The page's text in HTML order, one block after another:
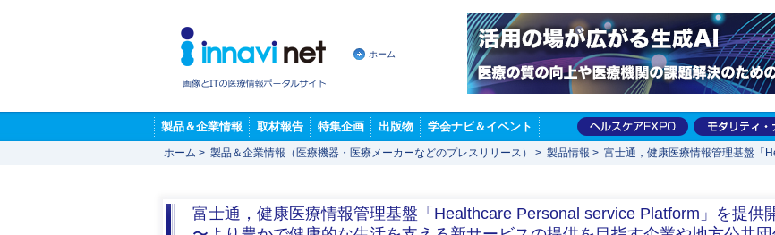
ホーム
製品＆企業情報 取材報告 特集企画 出版物 学会ナビ＆イベント
ホーム > 製品＆企業情報（医療機器・医療メーカーなどのプレスリリース） > 製品情報 > 富士通，健康医療情報管理基盤「
富士通，健康医療情報管理基盤「Healthcare Personal service Platform」を提供